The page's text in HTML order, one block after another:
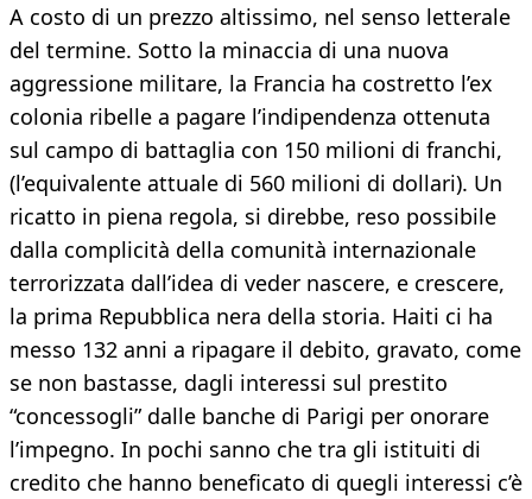
A costo di un prezzo altissimo, nel senso letterale
del termine. Sotto la minaccia di una nuova
aggressione militare, la Francia ha costretto l’ex
colonia ribelle a pagare l’indipendenza ottenuta
sul campo di battaglia con 150 milioni di franchi,
(l’equivalente attuale di 560 milioni di dollari). Un
ricatto in piena regola, si direbbe, reso possibile
dalla complicità della comunità internazionale
terrorizzata dall’idea di veder nascere, e crescere,
la prima Repubblica nera della storia. Haiti ci ha
messo 132 anni a ripagare il debito, gravato, come
se non bastasse, dagli interessi sul prestito
“concessogli” dalle banche di Parigi per onorare
l’impegno. In pochi sanno che tra gli istituiti di
credito che hanno beneficato di quegli interessi c’è